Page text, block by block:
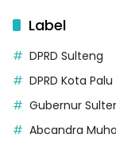
Label
DPRD Sulteng
DPRD Kota Palu
Gubernur
Abcandra